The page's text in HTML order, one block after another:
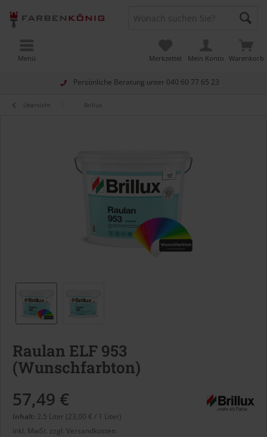
Persönliche Beratung unter 040 60 77 65 23
Warenkorb
Merkzettel Mein Konto
Menü
Übersicht Brillux
Raulan ELF 953
(Wunschfarbton)
57,49 €
Inhalt: 2.5 Liter (23,00 € / 1 Liter)
inkl. MwSt. zzgl. Versandkosten